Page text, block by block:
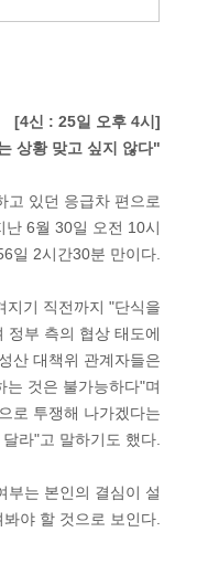
[4신 : 25일 오후 4시]
상황 맞고 싶지 않다"
고 있던 응급차 편으로
난 6월 30일 오전 10시
일 2시간30분 만이다.
지기 직전까지 "단식을
정부 측의 협상 태도에
산 대책위 관계자들은
는 것은 불가능하다"며
로 투쟁해 나가겠다는
라"고 말하기도 했다.
부는 본인의 결심이 설
야 할 것으로 보인다.